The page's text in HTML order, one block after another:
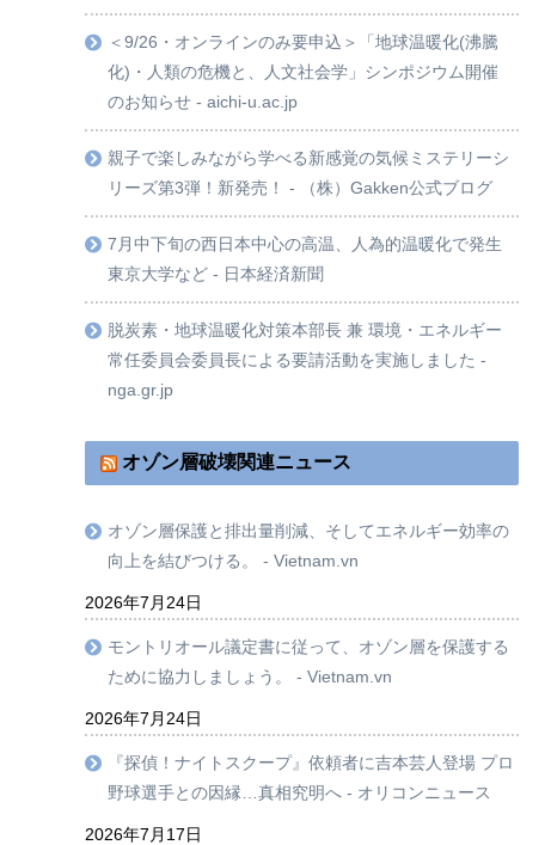
＜9/26・オンラインのみ要申込＞「地球温暖化(沸騰
化)・人類の危機と、人文社会学」シンポジウム開催
のお知らせ - aichi-u.ac.jp
親子で楽しみながら学べる新感覚の気候ミステリーシ
リーズ第3弾！新発売！ - （株）Gakken公式ブログ
7月中下旬の西日本中心の高温、人為的温暖化で発生
東京大学など - 日本経済新聞
脱炭素・地球温暖化対策本部長 兼 環境・エネルギー
常任委員会委員長による要請活動を実施しました -
nga.gr.jp
オゾン層破壊関連ニュース
オゾン層保護と排出量削減、そしてエネルギー効率の
向上を結びつける。 - Vietnam.vn
2026年7月24日
モントリオール議定書に従って、オゾン層を保護する
ために協力しましょう。 - Vietnam.vn
2026年7月24日
『探偵！ナイトスクープ』依頼者に吉本芸人登場 プロ
野球選手との因縁…真相究明へ - オリコンニュース
2026年7月17日